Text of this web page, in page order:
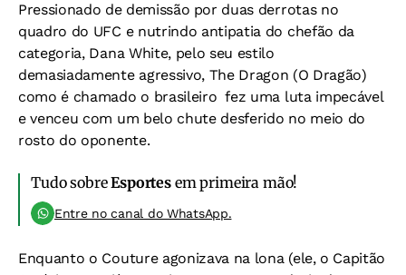
Pressionado de demissão por duas derrotas no
quadro do UFC e nutrindo antipatia do chefão da
categoria, Dana White, pelo seu estilo
demasiadamente agressivo, The Dragon (O Dragão) 
como é chamado o brasileiro  fez uma luta impecável
e venceu com um belo chute desferido no meio do
rosto do oponente.
Tudo sobreEsportesem primeira mão!
Entre no canal do WhatsApp.
Enquanto o Couture agonizava na lona (ele, o Capitão